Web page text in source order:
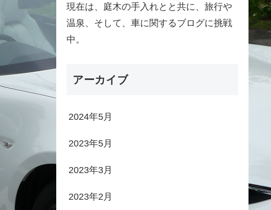
現在は、庭木の手入れとと共に、旅行や
温泉、そして、車に関するブログに挑戦
中。
アーカイブ
2024年5月
2023年5月
2023年3月
2023年2月